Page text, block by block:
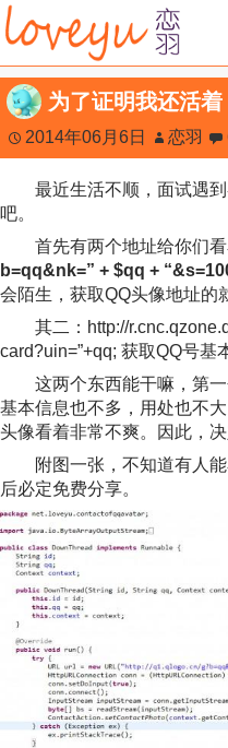
跳
过
内
容
为了证明我还活
2014年06月6日 恋羽
最近生活不顺，面试遇到
吧。
首先有两个地址给你们看
b=qq&nk=” + $qq +
会陌生，获取QQ头像地址的
其二：http://
card?uin=”+qq; 获取QQ号基
这两个东西能干嘛，第一
基本信息也不多，用处也不
头像看着非常不爽。因此，决
附图一张，不知道有人能
后必定免费分享。